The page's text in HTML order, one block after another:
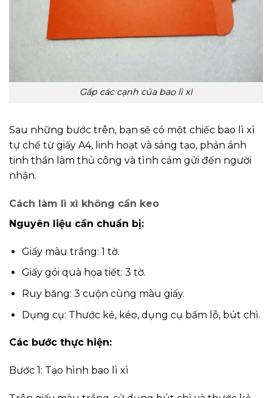
Gấp các cạnh của bao lì xì
Sau những bước trên, bạn sẽ có một chiếc bao lì xì
tự chế từ giấy A4, linh hoạt và sáng tạo, phản ánh
tinh thần làm thủ công và tình cảm gửi đến người
nhận.
Cách làm lì xì không cần keo
Nguyên liệu cần chuẩn bị:
Giấy màu trắng: 1 tờ.
Giấy gói quà họa tiết: 3 tờ.
Ruy băng: 3 cuộn cùng màu giấy.
Dụng cụ: Thước kẻ, kéo, dụng cụ bấm lỗ, bút chì.
Các bước thực hiện:
Bước 1: Tạo hình bao lì xì